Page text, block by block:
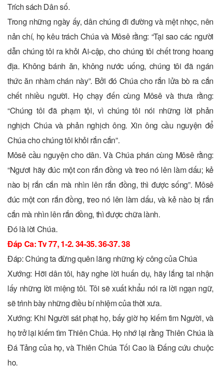
Trích sách Dân số.
Trong những ngày ấy, dân chúng đi đường và mệt nhọc, nên
nản chí, họ kêu trách Chúa và Môsê rằng: “Tại sao các người
dẫn chúng tôi ra khỏi Ai-cập, cho chúng tôi chết trong hoang
địa. Không bánh ăn, không nước uống, chúng tôi đã ngán
thức ăn nhàm chán này”. Bởi đó Chúa cho rắn lửa bò ra cắn
chết nhiều người. Họ chạy đến cùng Môsê và thưa rằng:
“Chúng tôi đã phạm tội, vì chúng tôi nói những lời phản
nghịch Chúa và phản nghịch ông. Xin ông cầu nguyện để
Chúa cho chúng tôi khỏi rắn cắn”.
Môsê cầu nguyện cho dân. Và Chúa phán cùng Môsê rằng:
“Ngươi hãy đúc một con rắn đồng và treo nó lên làm dấu; kẻ
nào bị rắn cắn mà nhìn lên rắn đồng, thì được sống”. Môsê
đúc một con rắn đồng, treo nó lên làm dấu, và kẻ nào bị rắn
cắn mà nhìn lên rắn đồng, thì được chữa lành.
Ðó là lời Chúa.
Ðáp Ca: Tv 77, 1-2. 34-35. 36-37. 38
Ðáp: Chúng ta đừng quên lãng những kỳ công của Chúa
Xướng: Hỡi dân tôi, hãy nghe lời huấn dụ, hãy lắng tai nhận
lấy những lời miệng tôi. Tôi sẽ xuất khẩu nói ra lời ngạn ngữ,
sẽ trình bày những điều bí nhiệm của thời xưa.
Xướng: Khi Người sát phạt họ, bấy giờ họ kiếm tìm Người, và
họ trở lại kiếm tìm Thiên Chúa. Họ nhớ lại rằng Thiên Chúa là
Ðá Tảng của họ, và Thiên Chúa Tối Cao là Ðấng cứu chuộc
họ.